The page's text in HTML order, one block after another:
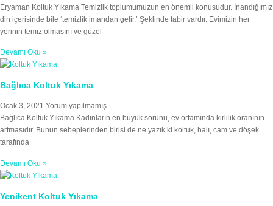
Eryaman Koltuk Yıkama Temizlik toplumumuzun en önemli konusudur. İnandığımız
din içerisinde bile ‘temizlik imandan gelir.’ Şeklinde tabir vardır. Evimizin her
yerinin temiz olmasını ve güzel
Devamı Oku »
Bağlıca Koltuk Yıkama
Ocak 3, 2021 Yorum yapılmamış
Bağlıca Koltuk Yıkama Kadınların en büyük sorunu, ev ortamında kirlilik oranının
artmasıdır. Bunun sebeplerinden birisi de ne yazık ki koltuk, halı, cam ve döşek
tarafında
Devamı Oku »
Yenikent Koltuk Yıkama